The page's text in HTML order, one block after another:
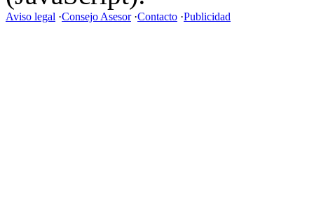
Aviso legal ·Consejo Asesor·Contacto ·Publicidad